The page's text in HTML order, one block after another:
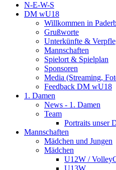
N-E-W-S
DM wU18
Willkommen in
Grußworte
Unterkünfte &
Mannschaften
Spielort & Spielplan
Sponsoren
Media (Streaming,
Feedback DM wU18
1. Damen
News - 1. Damen
Team
Portraits unser
Mannschaften
Mädchen und Jungen
Mädchen
U12W /
U13W